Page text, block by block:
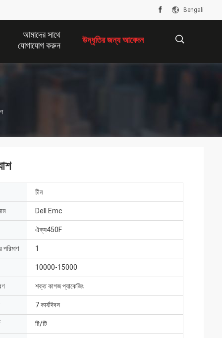
Bengali
আমাদের সাথে
যোগাযোগ করুন
উদ্ধৃতির জন্য আবেদন
চীন
Dell Emc
ঐক্য450F
পরিমাণ 1
10000-15000
শক্ত কাগজ প্যাকেজিং
7 কার্যদিবস
টি/টি